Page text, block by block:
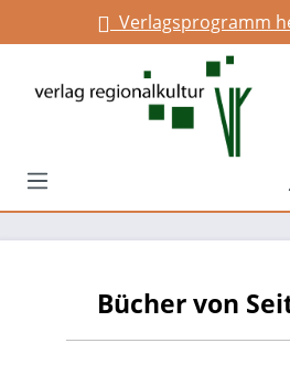
springenVerlagsprogramm
Bücher von